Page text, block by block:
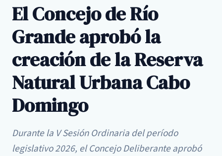
El Concejo de Río
Grande aprobó la
creación de la Reserva
Natural Urbana Cabo
Domingo
Durante la V Sesión Ordinaria del período
legislativo 2026, el Concejo Deliberante aprobó